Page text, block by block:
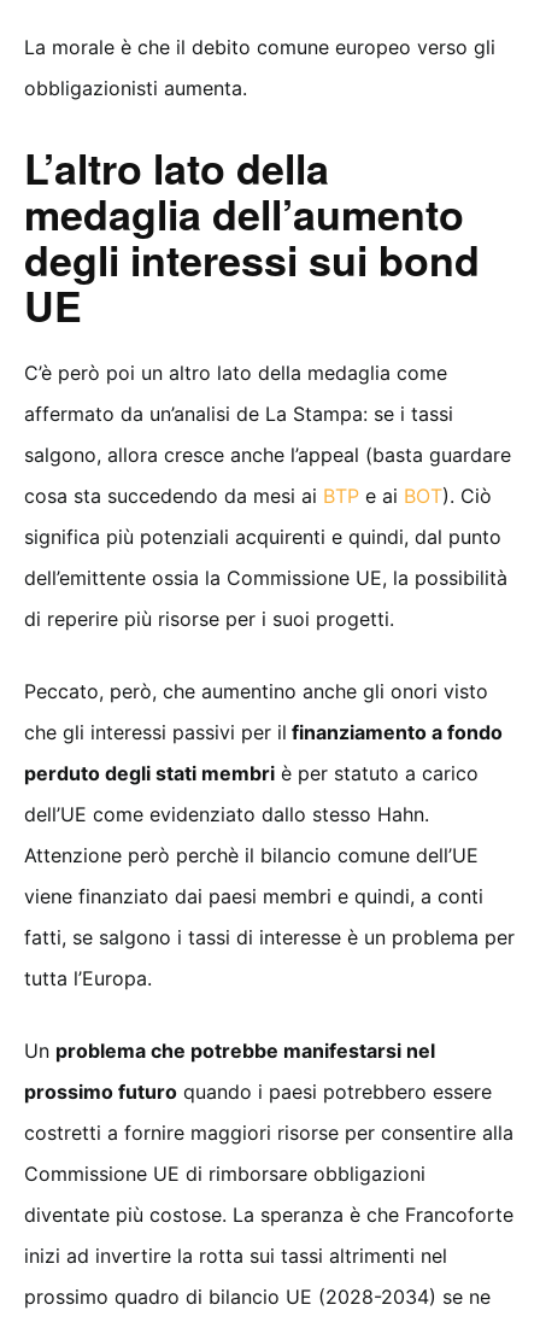
La morale è che il debito comune europeo verso gli
obbligazionisti aumenta.
L’altro lato della
medaglia dell’aumento
degli interessi sui bond
UE
C’è però poi un altro lato della medaglia come
affermato da un’analisi de La Stampa: se i tassi
salgono, allora cresce anche l’appeal (basta guardare
cosa sta succedendo da mesi ai BTP e ai BOT). Ciò
significa più potenziali acquirenti e quindi, dal punto
dell’emittente ossia la Commissione UE, la possibilità
di reperire più risorse per i suoi progetti.
Peccato, però, che aumentino anche gli onori visto
che gli interessi passivi per il finanziamento a fondo
perduto degli stati membri è per statuto a carico
dell’UE come evidenziato dallo stesso Hahn.
Attenzione però perchè il bilancio comune dell’UE
viene finanziato dai paesi membri e quindi, a conti
fatti, se salgono i tassi di interesse è un problema per
tutta l’Europa.
Un problema che potrebbe manifestarsi nel
prossimo futuro quando i paesi potrebbero essere
costretti a fornire maggiori risorse per consentire alla
Commissione UE di rimborsare obbligazioni
diventate più costose. La speranza è che Francoforte
inizi ad invertire la rotta sui tassi altrimenti nel
prossimo quadro di bilancio UE (2028-2034) se ne